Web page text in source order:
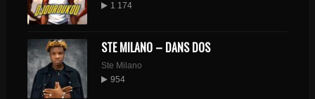
1 174
STE MILANO – DANS DOS
Ste Milano
954